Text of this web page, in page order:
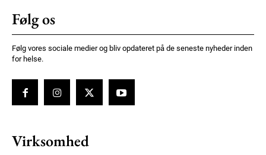
Følg os
Følg vores sociale medier og bliv opdateret på de seneste nyheder inden
for helse.
Virksomhed